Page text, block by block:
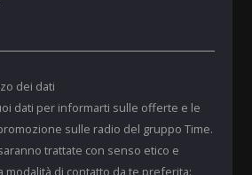
dei dati
dati per informarti sulle offerte e le
sulle radio del gruppo Time.
trattate con senso etico e